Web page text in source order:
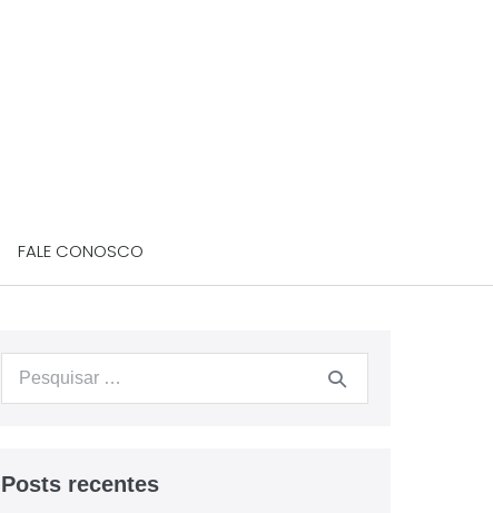
FALE CONOSCO
Posts recentes